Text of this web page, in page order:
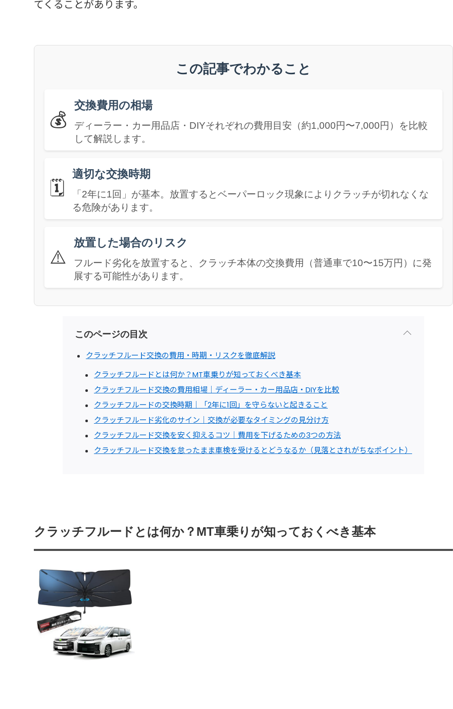
てくることがあります。
この記事でわかること
💰
交換費用の相場
ディーラー・カー用品店・DIYそれぞれの費用目安（約1,000円〜7,000円）を比較
して解説します。
🗓️
適切な交換時期
「2年に1回」が基本。放置するとベーパーロック現象によりクラッチが切れなくな
る危険があります。
⚠️
放置した場合のリスク
フルード劣化を放置すると、クラッチ本体の交換費用（普通車で10〜15万円）に発
展する可能性があります。
このページの目次
クラッチフルード交換の費用・時期・リスクを徹底解説
クラッチフルードとは何か？MT車乗りが知っておくべき基本
クラッチフルード交換の費用相場｜ディーラー・カー用品店・DIYを比較
クラッチフルードの交換時期｜「2年に1回」を守らないと起きること
クラッチフルード劣化のサイン｜交換が必要なタイミングの見分け方
クラッチフルード交換を安く抑えるコツ｜費用を下げるための3つの方法
クラッチフルード交換を怠ったまま車検を受けるとどうなるか（見落とされがちなポイント）
クラッチフルードとは何か？MT車乗りが知っておくべき基本